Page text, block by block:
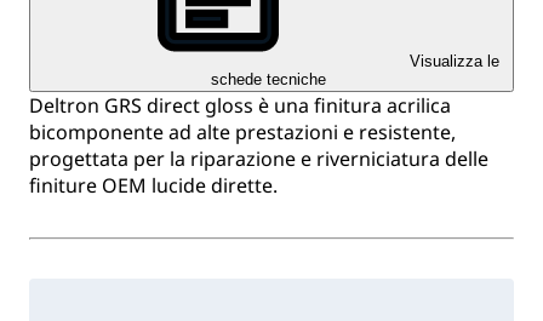
Visualizza le
schede tecniche
Deltron GRS direct gloss è una finitura acrilica
bicomponente ad alte prestazioni e resistente,
progettata per la riparazione e riverniciatura delle
finiture OEM lucide dirette.